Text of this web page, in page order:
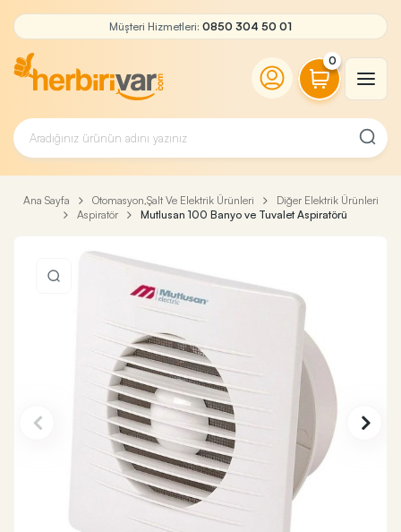
Müşteri Hizmetleri: 0850 304 50 01
0
Ana Sayfa Otomasyon,Şalt Ve Elektrik Ürünleri
Diğer Elektrik Ürünleri
Aspiratör
Mutlusan 100 Banyo ve Tuvalet Aspiratörü